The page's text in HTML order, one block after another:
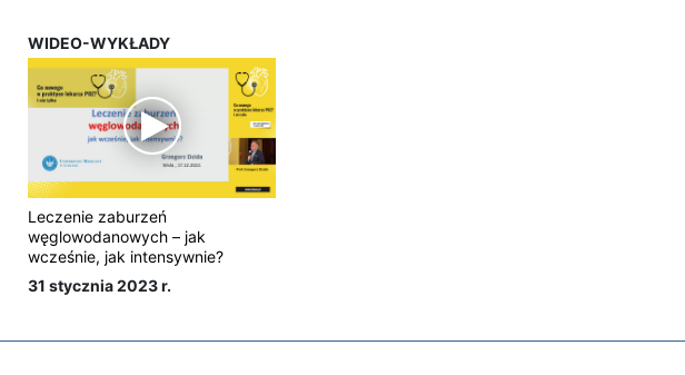
WIDEO-WYKŁADY
Leczenie zaburzeń
węglowodanowych – jak
wcześnie, jak intensywnie?
31 stycznia 2023 r.